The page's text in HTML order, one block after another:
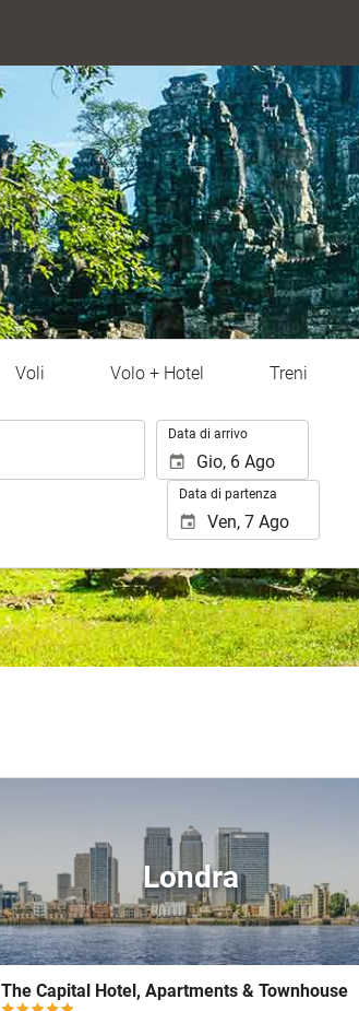
Voli Volo + Hotel Treni
Data di arrivo
Data di partenza
Londra
The Capital Hotel, Apartments & Townhouse